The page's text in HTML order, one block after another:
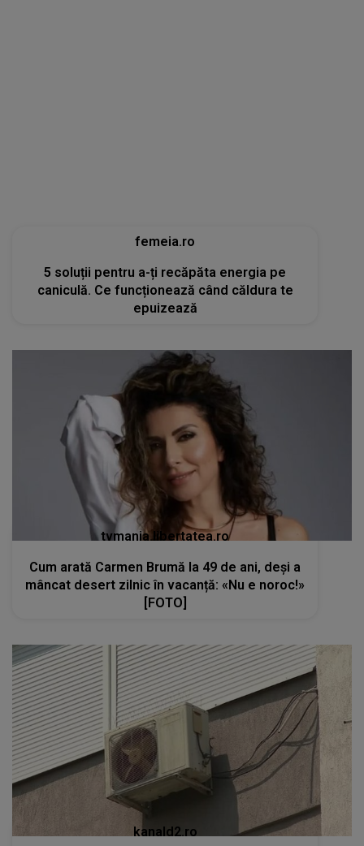
tvmania.libertatea.ro
Cum arată Carmen Brumă la 49 de ani, deși a
mâncat desert zilnic în vacanță: «Nu e noroc!»
[FOTO]
kanald2.ro
VIDEOTeama de Legionella îi determină pe
români să renunțe la aerul condiționat în plină
caniculă